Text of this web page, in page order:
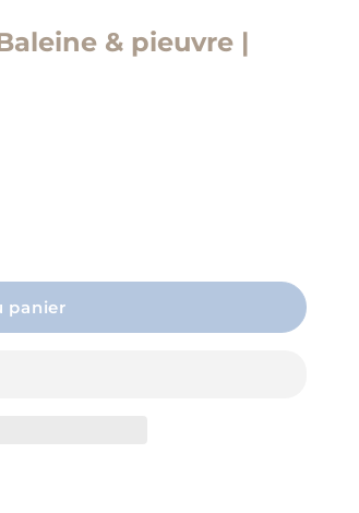
& pieuvre |
panier